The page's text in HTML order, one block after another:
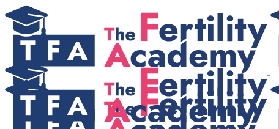
INSCRIPTION